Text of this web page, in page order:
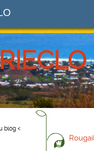
SUR MON BLOG
blog <